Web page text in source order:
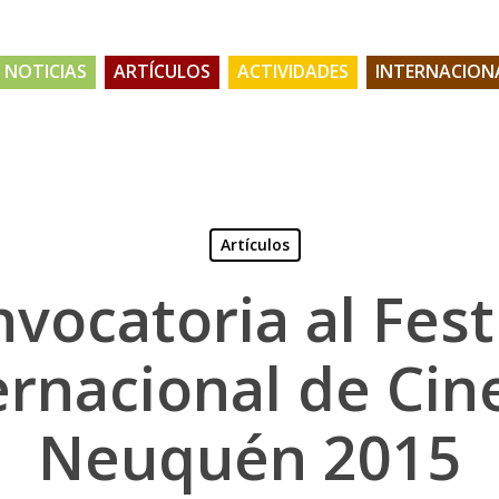
NOTICIAS ARTÍCULOS ACTIVIDADES
Artículos
al
de
Neuquén 2015